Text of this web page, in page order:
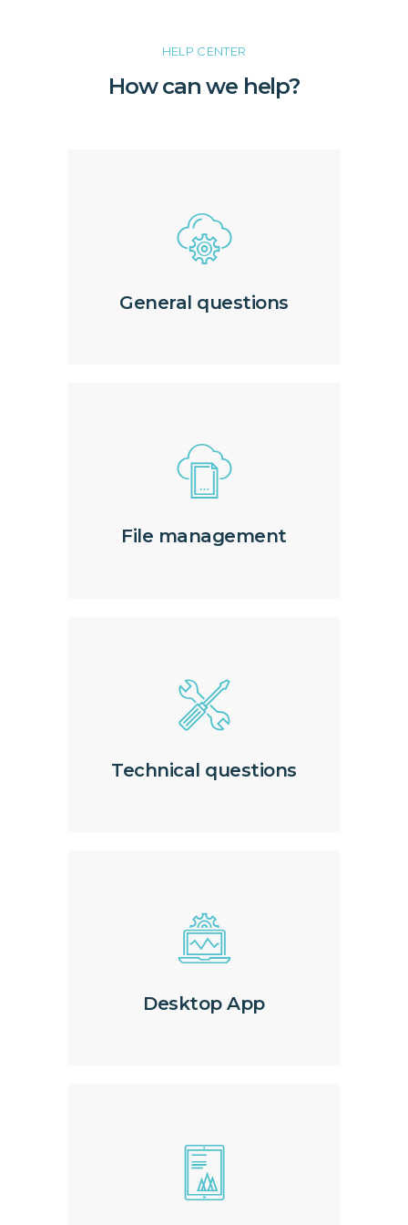
HELP CENTER
How can we help?
General questions
File management
Technical questions
Desktop App